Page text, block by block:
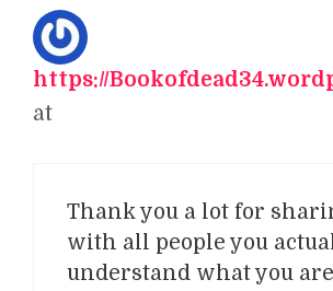
https://
at
Thank you a lot for
with all people you
understand what you are